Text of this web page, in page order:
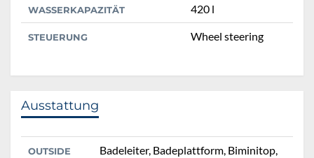
WASSERKAPAZITÄT 420 l
STEUERUNG Wheel steering
Ausstattung
OUTSIDE
Badeleiter, Badeplattform, Biminitop,